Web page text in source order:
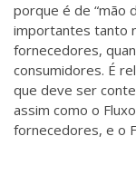
porque é de “mão
importantes tanto
fornecedores,
consumidores. É
que deve ser
assim como o
fornecedores, e o